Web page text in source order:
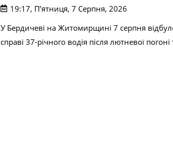
19:17, П’ятниця, 7 Серпня, 2026
У Бердичеві на Житомирщині 7 серпня
справі 37-річного водія після лютневої